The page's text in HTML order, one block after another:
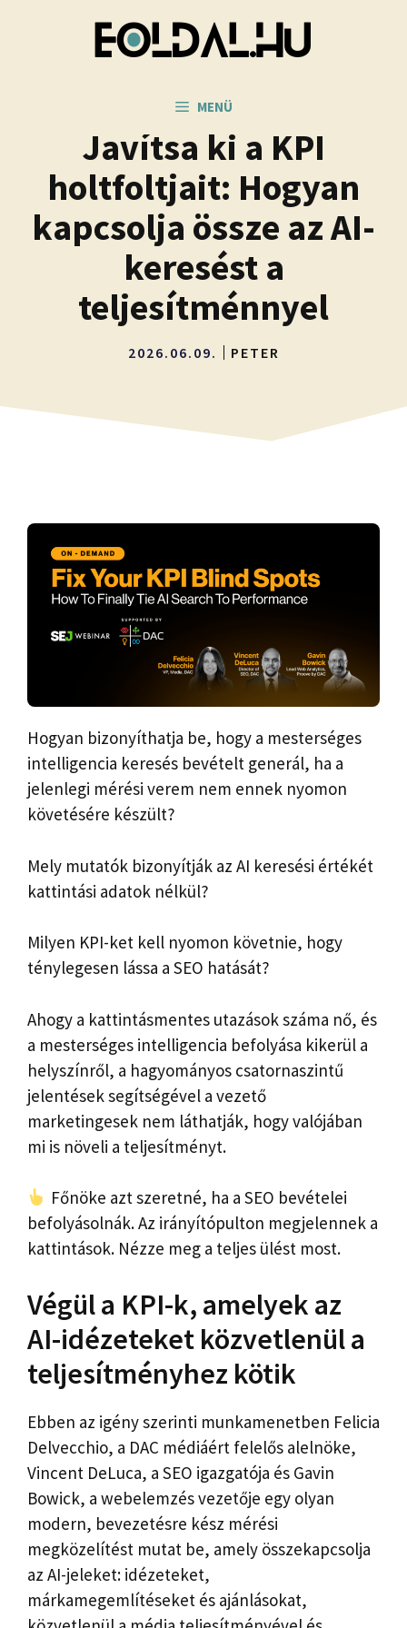
MENÜ
Javítsa ki a KPI
holtfoltjait: Hogyan
kapcsolja össze az AI-
keresést a
teljesítménnyel
2026.06.09. PETER
Hogyan bizonyíthatja be, hogy a mesterséges
intelligencia keresés bevételt generál, ha a
jelenlegi mérési verem nem ennek nyomon
követésére készült?
Mely mutatók bizonyítják az AI keresési értékét
kattintási adatok nélkül?
Milyen KPI-ket kell nyomon követnie, hogy
ténylegesen lássa a SEO hatását?
Ahogy a kattintásmentes utazások száma nő, és
a mesterséges intelligencia befolyása kikerül a
helyszínről, a hagyományos csatornaszintű
jelentések segítségével a vezető
marketingesek nem láthatják, hogy valójában
mi is növeli a teljesítményt.
Főnöke azt szeretné, ha a SEO bevételei
befolyásolnák. Az irányítópulton megjelennek a
kattintások. Nézze meg a teljes ülést most.
Végül a KPI-k, amelyek az
AI-idézeteket közvetlenül a
teljesítményhez kötik
Ebben az igény szerinti munkamenetben Felicia
Delvecchio, a DAC médiáért felelős alelnöke,
Vincent DeLuca, a SEO igazgatója és Gavin
Bowick, a webelemzés vezetője egy olyan
modern, bevezetésre kész mérési
megközelítést mutat be, amely összekapcsolja
az AI-jeleket: idézeteket,
márkamegemlítéseket és ajánlásokat,